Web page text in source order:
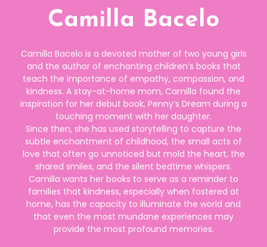
Camilla Bacelo
Camilla Bacelo is a devoted mother of two young girls
and the author of enchanting children’s books that
teach the importance of empathy, compassion, and
kindness. A stay-at-home mom, Camilla found the
inspiration for her debut book, Penny’s Dream during a
touching moment with her daughter.
Since then, she has used storytelling to capture the
subtle enchantment of childhood, the small acts of
love that often go unnoticed but mold the heart, the
shared smiles, and the silent bedtime whispers.
Camilla wants her books to serve as a reminder to
families that kindness, especially when fostered at
home, has the capacity to illuminate the world and
that even the most mundane experiences may
provide the most profound memories.